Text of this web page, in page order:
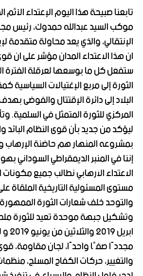
تابعنا صبيحة هذا اليوم الإعتداء
موكب السيد عبدالله حمدوك، رئيس
الإنتقالي، والذي يعد محاولة متقدمة
ان هذا الاعتداء المدان مؤشر على ان
ستفعل كل ما بوسعها لعرقلة الفترة
الثورة إلى مربع الإغتيالات
البلاد إلى دائرة الإقتتال والفوضى
المركزي للثورة المتمثل في السلمية.
ليؤكد من جديد بأن قوى النظام البائد
بمشروعه المنهار هم حاضنة الإرهاب
إننا في المنبر الديمقراطي السوداني
الاعتداء الارهابي نطالب جميع مكونات
مستوى المسئولية التاريخية الملقاة
والتوحد خلف شعارات الثورة
وتشكيل جبهة موحدة تعيد للثورة
مجددًا صفًا واحدًا، لجان مقاومة، قوى
والتغيير، حركات الكفاح المسلح،